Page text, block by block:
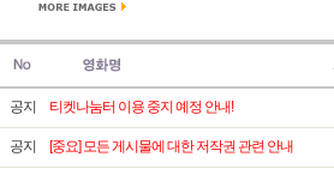
공지 티켓나눔터 이용 중지 예정 안내!
공지 [중요] 모든 게시물에 대한 저작권 관련 안내